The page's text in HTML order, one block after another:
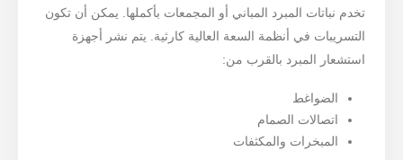
تخدم نباتات المبرد المباني أو المجمعات بأكملها. يمكن أن تكون
التسريبات في أنظمة السعة العالية كارثية. يتم نشر أجهزة
استشعار المبرد بالقرب من:
الضواغط
اتصالات الصمام
المبخرات والمكثفات